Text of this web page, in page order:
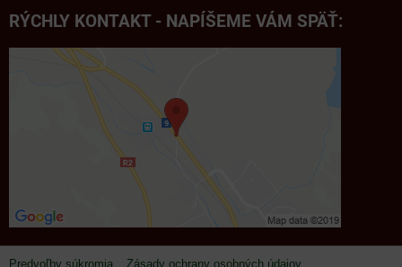
RÝCHLY KONTAKT - NAPÍŠEME VÁM SPÄŤ:
Predvoľby súkromia Zásady ochrany osobných údajov